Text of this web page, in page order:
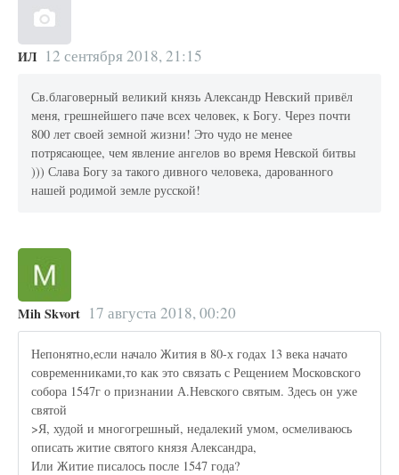
ИЛ 12 сентября 2018, 21:15
Св.благоверный великий князь Александр Невский привёл
меня, грешнейшего паче всех человек, к Богу. Через почти
800 лет своей земной жизни! Это чудо не менее
потрясающее, чем явление ангелов во время Невской битвы
))) Слава Богу за такого дивного человека, дарованного
нашей родимой земле русской!
Mih Skvort 17 августа 2018, 00:20
Непонятно,если начало Жития в 80-х годах 13 века начато
современниками,то как это связать с Рещением Московского
собора 1547г о признании А.Невского святым. Здесь он уже
святой
>Я, худой и многогрешный, недалекий умом, осмеливаюсь
описать житие святого князя Александра,
Или Житие писалось после 1547 года?